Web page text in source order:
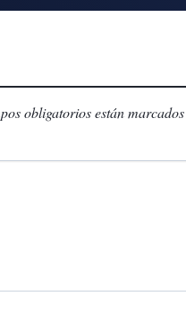
obligatorios están